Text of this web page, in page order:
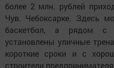
более 2 млн. рублей
Чув. Чебоксарке. Здесь
баскетбол, а рядом с
установлены уличные
короткие сроки и с
строители